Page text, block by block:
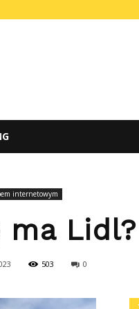
internetowym
ma Lidl?
503 0